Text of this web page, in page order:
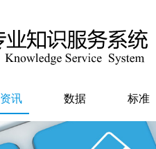
资讯 数据 标准